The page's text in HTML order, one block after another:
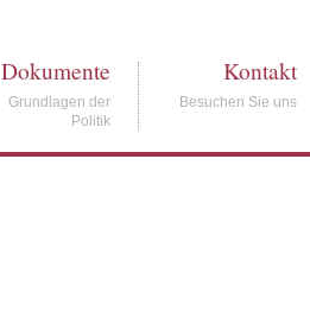
Dokumente
Grundlagen der
Politik
Kontakt
Besuchen Sie uns